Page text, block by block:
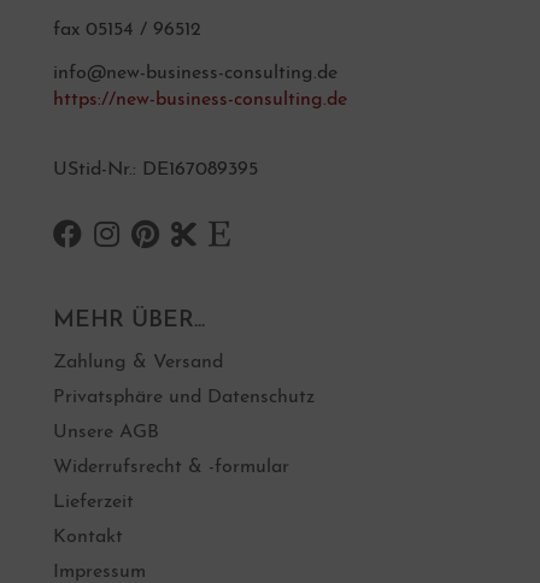
fax 05154 / 96512
info@new-business-consulting.de
https://new-business-consulting.de
UStid-Nr.: DE167089395
MEHR ÜBER...
Zahlung & Versand
Privatsphäre und Datenschutz
Unsere AGB
Widerrufsrecht & -formular
Lieferzeit
Kontakt
Impressum